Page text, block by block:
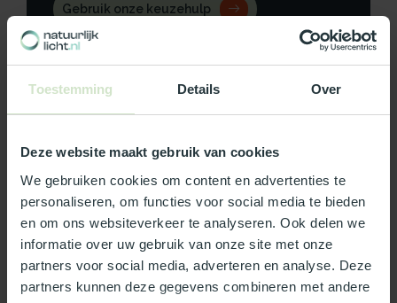
Toestemming Details Over
Deze website maakt gebruik van cookies
We gebruiken cookies om content en advertenties te
personaliseren, om functies voor social media te bieden
en om ons websiteverkeer te analyseren. Ook delen we
informatie over uw gebruik van onze site met onze
partners voor social media, adverteren en analyse. Deze
partners kunnen deze gegevens combineren met andere
Gebruik onze keuzehulp
Productomschrijving
Specificaties
Reviews